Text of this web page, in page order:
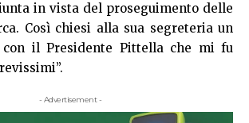
in vista del proseguimento delle
Così chiesi alla sua segreteria un
con il Presidente Pittella che mi fu
- Advertisement -